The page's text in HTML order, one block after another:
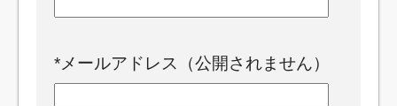
*メールアドレス（公開されません）